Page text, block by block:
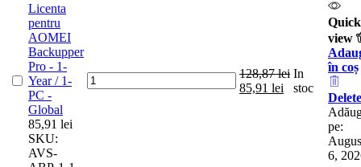
Licenta
pentru
AOMEI
Backupper
Pro - 1-
Year / 1-
PC -
Global
85,91 lei
SKU:
AVS-
Licenta
pentru
128,87lei
85,91 lei
In
stoc
Quick
view
în coș
Delete
pe:
6,